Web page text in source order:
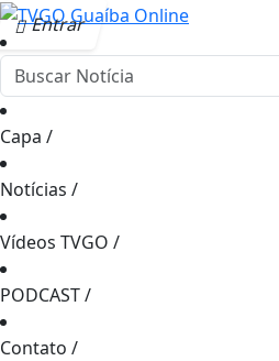
Entrar
Capa /
Notícias /
Vídeos TVGO /
PODCAST/
Contato /